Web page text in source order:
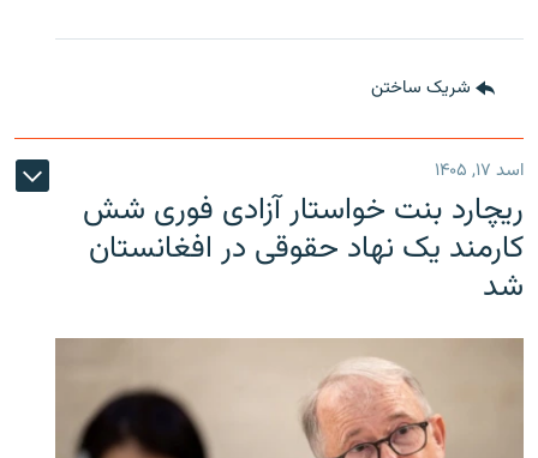
شریک ساختن
اسد ۱۷, ۱۴۰۵
ریچارد بنت خواستار آزادی فوری شش
کارمند یک نهاد حقوقی در افغانستان
شد